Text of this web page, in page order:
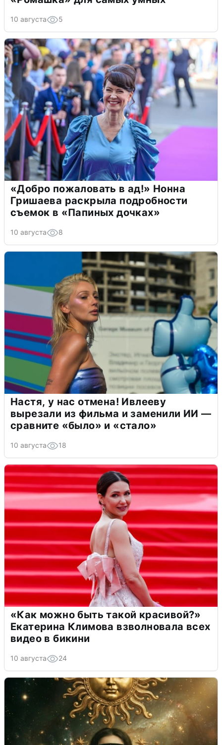
10 августа 5
«Добро пожаловать в ад!» Нонна
Гришаева раскрыла подробности
съемок в «Папиных дочках»
10 августа 8
Настя, у нас отмена! Ивлееву
вырезали из фильма и заменили ИИ —
сравните «было» и «стало»
10 августа 18
«Как можно быть такой красивой?»
Екатерина Климова взволновала всех
видео в бикини
10 августа 24